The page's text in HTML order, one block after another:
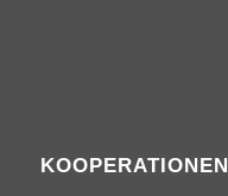
KOOPERATIONEN